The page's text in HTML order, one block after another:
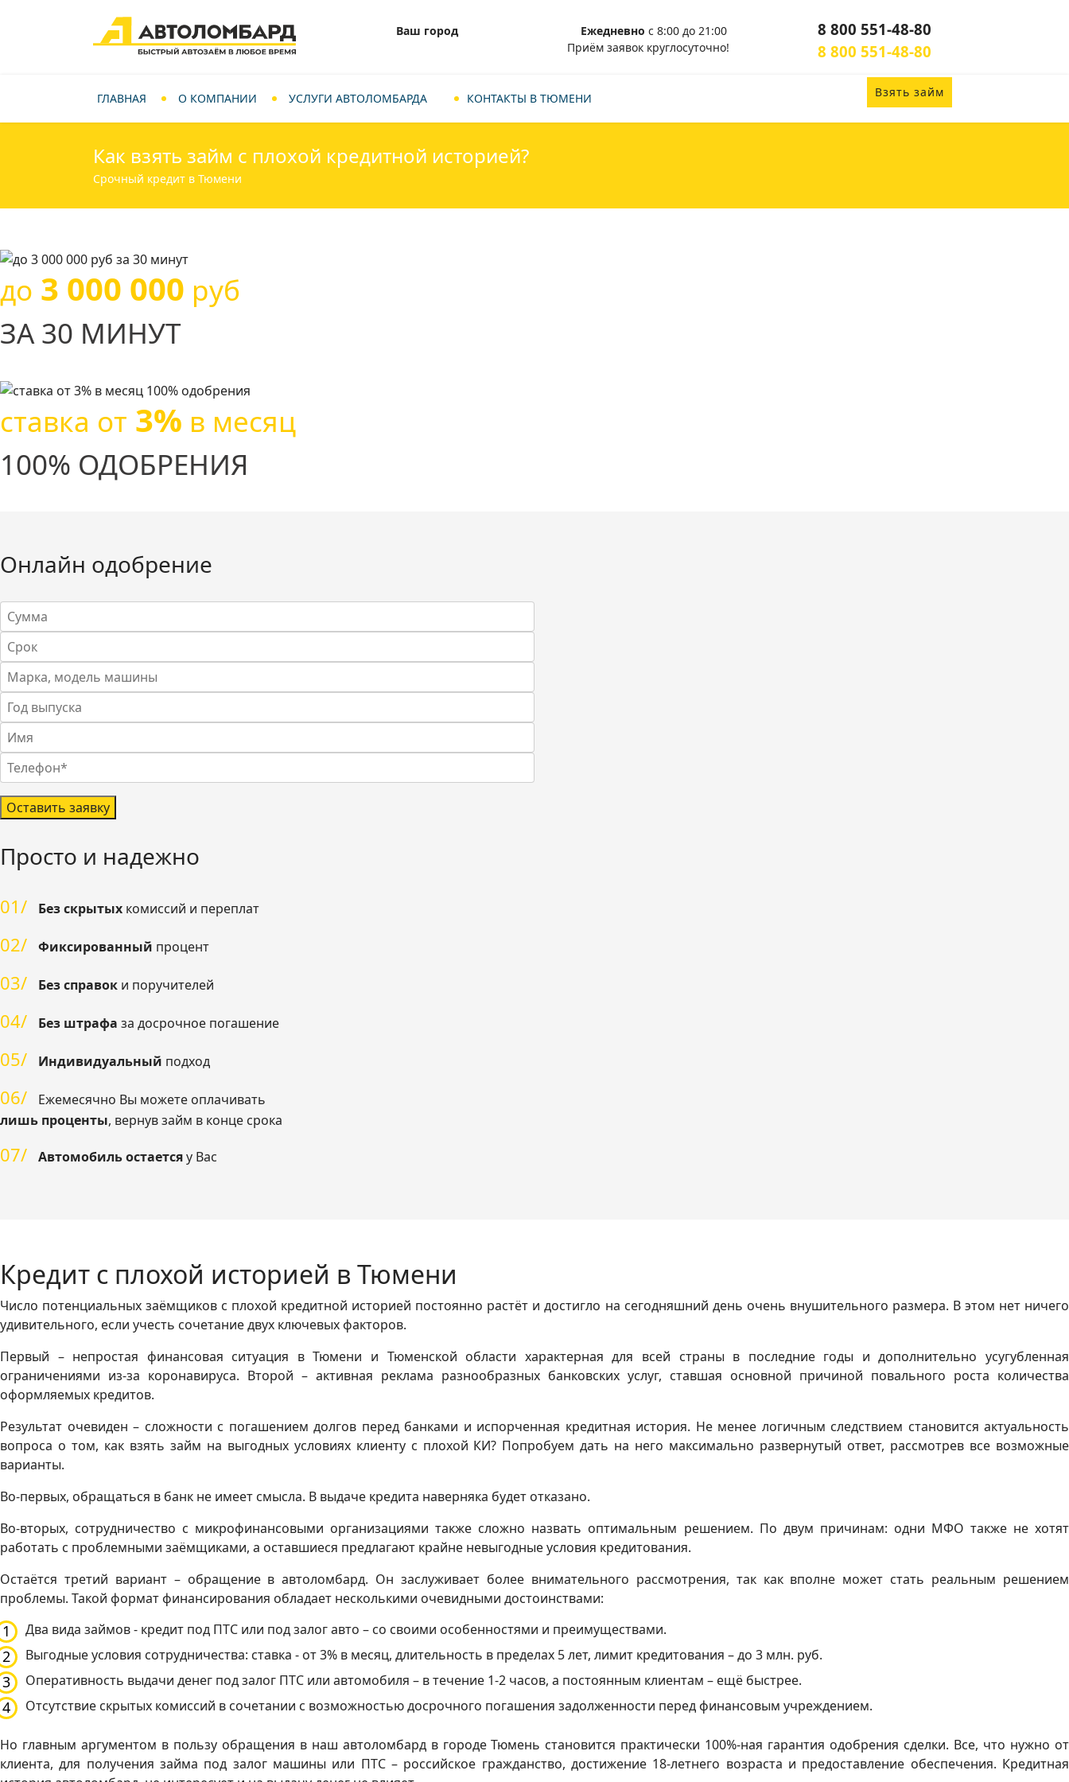
Ваш город Ежедневно с 8:00 до 21:00
Приём заявок круглосуточно!
8 800 551-48-80
8 800 551-48-80
ГЛАВНАЯ О КОМПАНИИ УСЛУГИ АВТОЛОМБАРДА КОНТАКТЫ В ТЮМЕНИ Взять займ
Как взять займ с плохой кредитной историей?
Срочный кредит в Тюмени
до 3 000 000 руб
ЗА 30 МИНУТ
ставка от 3% в месяц
100% ОДОБРЕНИЯ
Онлайн одобрение
Оставить заявку
Просто и надежно
01/ Без скрытых комиссий и переплат
02/ Фиксированный процент
03/ Без справок и поручителей
04/ Без штрафа за досрочное погашение
05/ Индивидуальный подход
06/
Ежемесячно Вы можете оплачивать
лишь проценты, вернув займ в конце срока
07/ Автомобиль остаетсяу Вас
Кредит с плохой историей в Тюмени
Число потенциальных заёмщиков с плохой кредитной историей постоянно растёт и достигло на сегодняшний день очень внушительного размера. В этом нет ничего
удивительного, если учесть сочетание двух ключевых факторов.
Первый – непростая финансовая ситуация в Тюмени и Тюменской области характерная для всей страны в последние годы и дополнительно усугубленная
ограничениями из-за коронавируса. Второй – активная реклама разнообразных банковских услуг, ставшая основной причиной повального роста количества
оформляемых кредитов.
Результат очевиден – сложности с погашением долгов перед банками и испорченная кредитная история. Не менее логичным следствием становится актуальность
вопроса о том, как взять займ на выгодных условиях клиенту с плохой КИ? Попробуем дать на него максимально развернутый ответ, рассмотрев все возможные
варианты.
Во-первых, обращаться в банк не имеет смысла. В выдаче кредита наверняка будет отказано.
Во-вторых, сотрудничество с микрофинансовыми организациями также сложно назвать оптимальным решением. По двум причинам: одни МФО также не хотят
работать с проблемными заёмщиками, а оставшиеся предлагают крайне невыгодные условия кредитования.
Остаётся третий вариант – обращение в автоломбард. Он заслуживает более внимательного рассмотрения, так как вполне может стать реальным решением
проблемы. Такой формат финансирования обладает несколькими очевидными достоинствами:
Два вида займов - кредит под ПТС или под залог авто – со своими особенностями и преимуществами.
Выгодные условия сотрудничества: ставка - от 3% в месяц, длительность в пределах 5 лет, лимит кредитования – до 3 млн. руб.
Оперативность выдачи денег под залог ПТС или автомобиля – в течение 1-2 часов, а постоянным клиентам – ещё быстрее.
Отсутствие скрытых комиссий в сочетании с возможностью досрочного погашения задолженности перед финансовым учреждением.
Но главным аргументом в пользу обращения в наш автоломбард в городе Тюмень становится практически 100%-ная гарантия одобрения сделки. Все, что нужно от
клиента, для получения займа под залог машины или ПТС – российское гражданство, достижение 18-летнего возраста и предоставление обеспечения. Кредитная